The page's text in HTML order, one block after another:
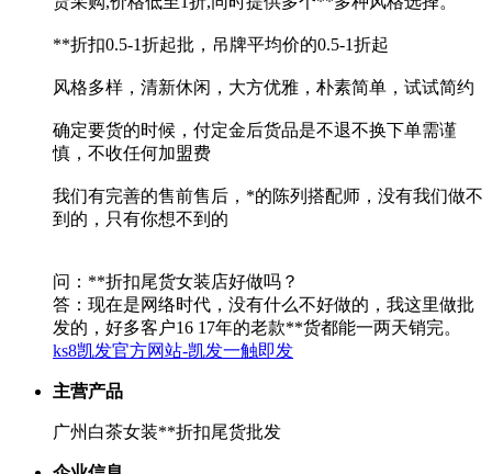
**折扣0.5-1折起批，吊牌平均价的0.5-1折起
风格多样，清新休闲，大方优雅，朴素简单，试试简约
确定要货的时候，付定金后货品是不退不换下单需谨
慎，不收任何加盟费
我们有完善的售前售后，*的陈列搭配师，没有我们做不
到的，只有你想不到的
问：**折扣尾货女装店好做吗？
答：现在是网络时代，没有什么不好做的，我这里做批
发的，好多客户16 17年的老款**货都能一两天销完。
ks8凯发官方网站-凯发一触即发
主营产品
广州白茶女装**折扣尾货批发